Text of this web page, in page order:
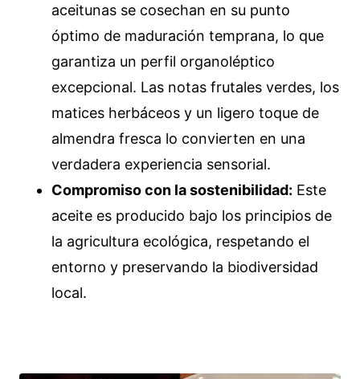
aceitunas se cosechan en su punto
óptimo de maduración temprana, lo que
garantiza un perfil organoléptico
excepcional. Las notas frutales verdes, los
matices herbáceos y un ligero toque de
almendra fresca lo convierten en una
verdadera experiencia sensorial.
Compromiso con la sostenibilidad: Este
aceite es producido bajo los principios de
la agricultura ecológica, respetando el
entorno y preservando la biodiversidad
local.